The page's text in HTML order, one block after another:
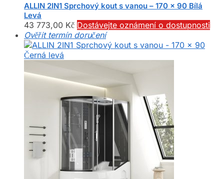
ALLIN 2IN1 Sprchový kout s vanou – 170 x 90 Bílá
Levá
43 773,00 Kč Dostávejte oznámení o dostupnosti
Ověřit termín doručení